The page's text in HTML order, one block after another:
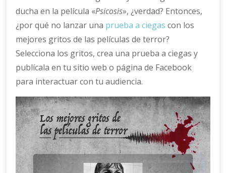
ducha en la película «Psicosis», ¿verdad? Entonces,
¿por qué no lanzar una prueba a ciegas con los
mejores gritos de las películas de terror?
Selecciona los gritos, crea una prueba a ciegas y
publícala en tu sitio web o página de Facebook
para interactuar con tu audiencia.